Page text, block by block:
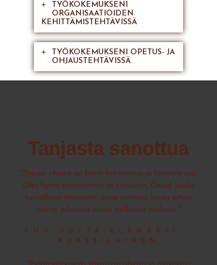
TYÖKOKEMUKSENI
ORGANISAATIOIDEN
KEHITTÄMISTEHTÄVISSÄ
TYÖKOKEMUKSENI OPETUS- JA
OHJAUSTEHTÄVISSÄ
Tanjasta sanottua
"Tapasi ohjata on hyvin kohtaavaa ja läsnäolevaa.
Olet hyvin sensitiivinen ja tietoinen. Osaat luoda
turvallisen ilmapiirin, jossa voimme luoda jotain
uutta, jokainen oman polkunsa mukaan."
LUO UUTTA ELÄMÄÄSI -
KURSSILAINEN